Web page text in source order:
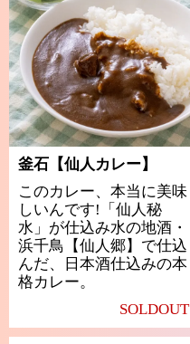
釜石【仙人カレー】
このカレー、本当に美味
しいんです!「仙人秘
水」が仕込み水の地酒・
浜千鳥【仙人郷】で仕込
んだ、日本酒仕込みの本
格カレー。
SOLDOUT